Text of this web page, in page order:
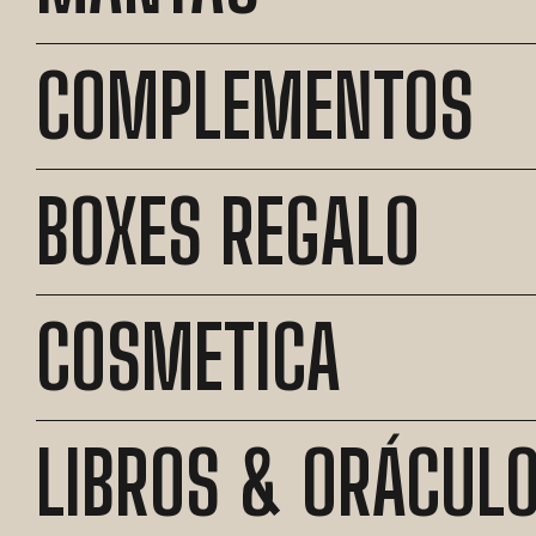
COMPLEMENTOS
BOXES REGALO
COSMETICA
LIBROS &